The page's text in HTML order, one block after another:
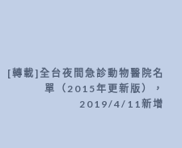
[轉載]全台夜間急診動物醫院名
單（2015年更新版），
2019/4/11新增